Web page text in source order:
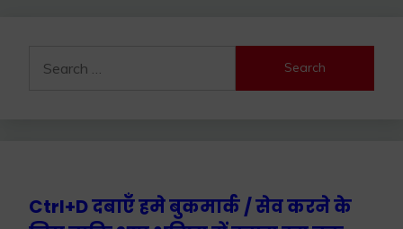
for:
Ctrl+D दबाएँ हमे बुकमार्क / सेव करने के